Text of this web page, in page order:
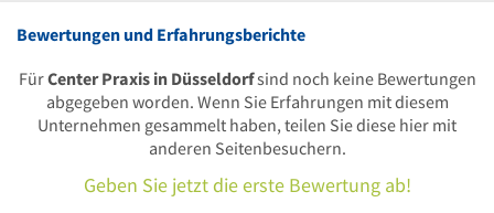
Bewertungen und Erfahrungsberichte
FürCenter Praxis in Düsseldorfsind noch keine Bewertungen
abgegeben worden. Wenn Sie Erfahrungen mit diesem
Unternehmen gesammelt haben, teilen Sie diese hier mit
anderen Seitenbesuchern.
Geben Sie jetzt die erste Bewertung ab!